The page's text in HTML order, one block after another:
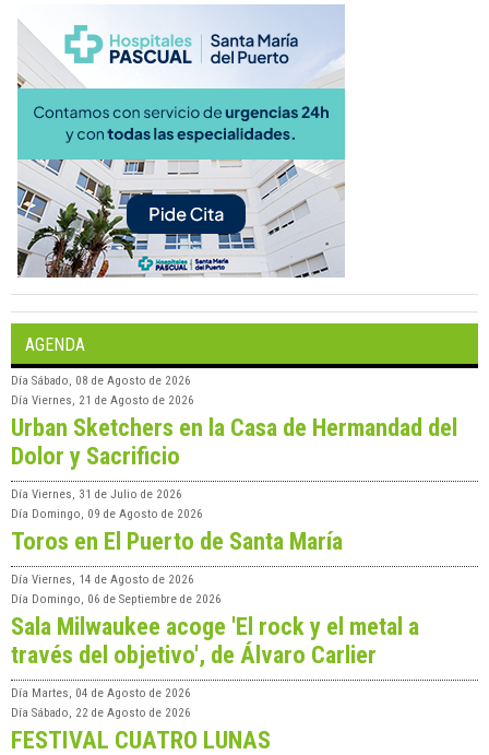
AGENDA
Día Sábado, 08 de Agosto de 2026
Día Viernes, 21 de Agosto de 2026
Urban Sketchers en la Casa de Hermandad del
Dolor y Sacrificio
Día Viernes, 31 de Julio de 2026
Día Domingo, 09 de Agosto de 2026
Toros en El Puerto de Santa María
Día Viernes, 14 de Agosto de 2026
Día Domingo, 06 de Septiembre de 2026
Sala Milwaukee acoge 'El rock y el metal a
través del objetivo', de Álvaro Carlier
Día Martes, 04 de Agosto de 2026
Día Sábado, 22 de Agosto de 2026
FESTIVAL CUATRO LUNAS